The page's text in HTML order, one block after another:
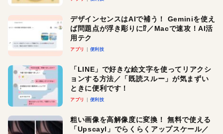
デザインセンスはAIで補う！ Geminiを使え
ば問題点が浮き彫りに⁉︎／Macで速攻！AI活
用テク
アプリ 便利技
「LINE」で好きな絵文字を使ってリアクシ
ョンする方法／「既読スルー」が気まずい
ときに便利です！
アプリ 便利技
粗い画像を高解像度に変換！ 無料で使える
「Upscayl」でらくらくアップスケール／